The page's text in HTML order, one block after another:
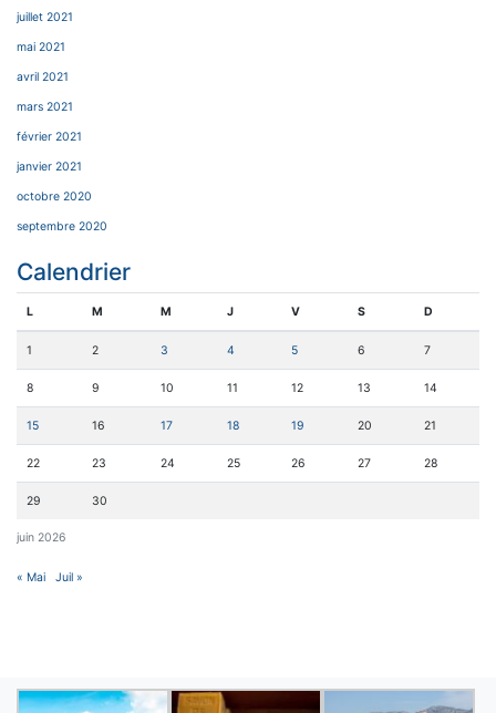
juillet 2021
mai 2021
avril 2021
mars 2021
février 2021
janvier 2021
octobre 2020
septembre 2020
Calendrier
juin 2026
L M M J V S D
1 2 3 4 5 6 7
8 9 10 11 12 13 14
15 16 17 18 19 20 21
22 23 24 25 26 27 28
29 30
« Mai Juil »